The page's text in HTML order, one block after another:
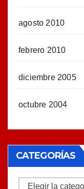
agosto 2010
febrero 2010
diciembre 2005
octubre 2004
CATEGORÍAS
Categorías